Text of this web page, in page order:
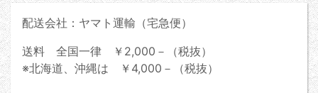
配送会社：ヤマト運輸（宅急便）
送料 全国一律 ￥2,000－（税抜）
※北海道、沖縄は ￥4,000－（税抜）